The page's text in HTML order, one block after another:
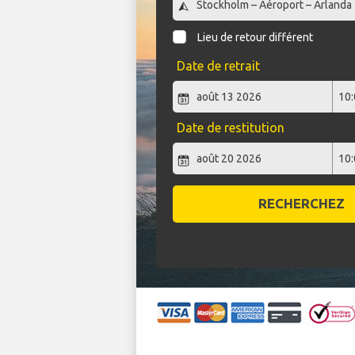
Lieu de retour différent
Date de retrait
Date de restitution
RECHERCHEZ